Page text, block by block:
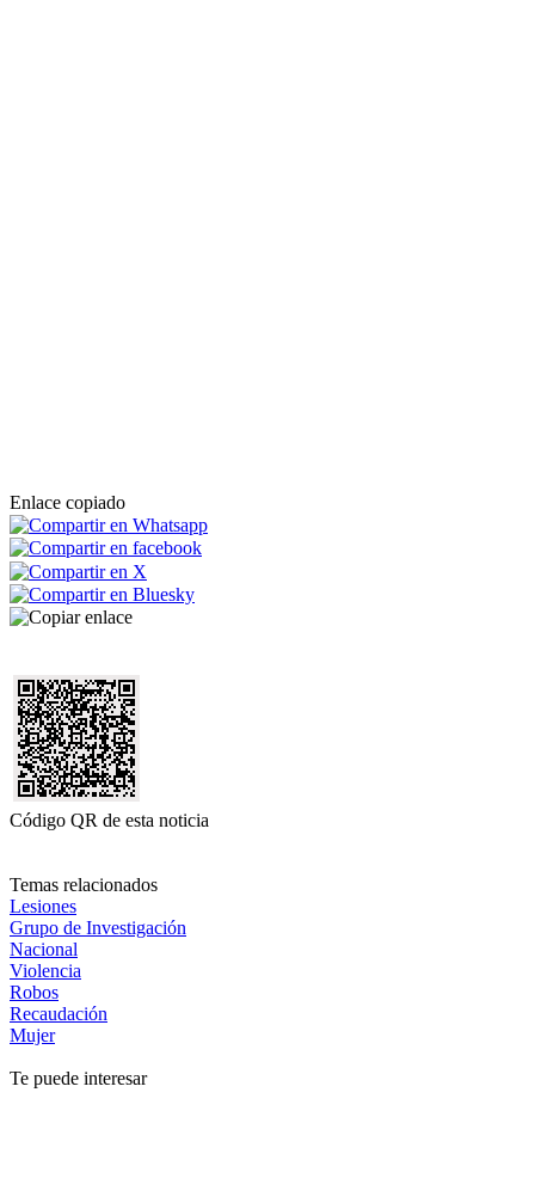
Enlace copiado
Código QR de esta noticia
Temas relacionados
Lesiones
Grupo de Investigación
Nacional
Violencia
Robos
Recaudación
Mujer
Te puede interesar